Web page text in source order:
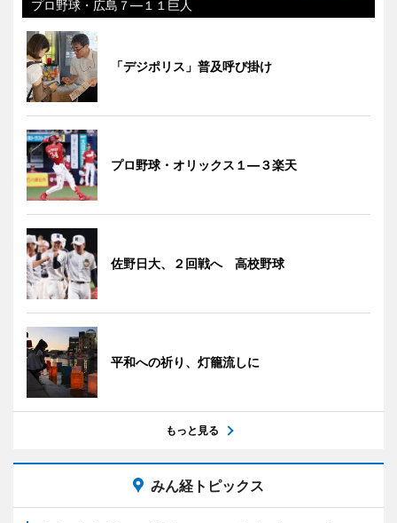
プロ野球・広島７―１１巨人
「デジポリス」普及呼び掛け
プロ野球・オリックス１―３楽天
佐野日大、２回戦へ 高校野球
平和への祈り、灯籠流しに
もっと見る
みん経トピックス